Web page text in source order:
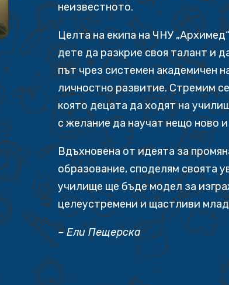
неизвестното.
Целта на екипа на ЧНУ
дете да разкрие своя талант и
път чрез системен академичен
личностно развитие. Стремим
която децата да ходят на
с желание да научат нещо ново
Вдъхновена от идеята за
образование, споделям своята
училище ще бъде модел за
целеустремени и щастливи
– Ели Пещерска